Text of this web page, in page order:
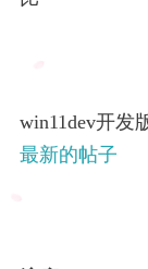
lgv50
win11dev开发
最新的帖子